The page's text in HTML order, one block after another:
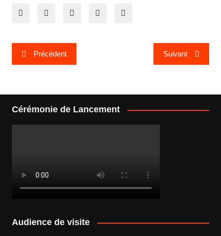
Navigation
de
Précédent Suivant
Cérémonie de Lancement
Audience de visite